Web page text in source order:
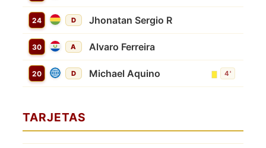
24 D Jhonatan Sergio R
30 A Alvaro Ferreira
20 D Michael Aquino 4'
TARJETAS